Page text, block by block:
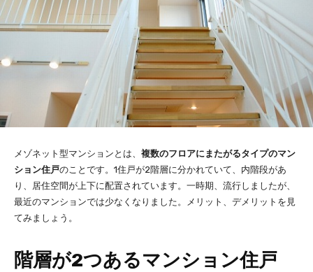
メゾネット型マンションとは、 複数のフロアにまたがるタイプのマン
ション住戸のことです。1住戸が2階層に分かれていて、内階段があ
り、居住空間が上下に配置されています。一時期、流行しましたが、
最近のマンションでは少なくなりました。メリット、デメリットを見
てみましょう。
階層が2つあるマンション住戸